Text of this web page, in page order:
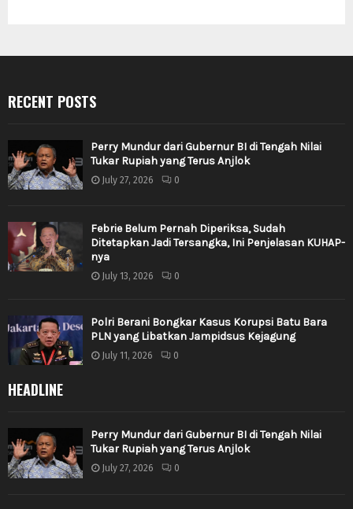
RECENT POSTS
Perry Mundur dari Gubernur BI di Tengah Nilai
Tukar Rupiah yang Terus Anjlok
July 27, 2026 0
Febrie Belum Pernah Diperiksa, Sudah
Ditetapkan Jadi Tersangka, Ini Penjelasan KUHAP-
nya
July 13, 2026 0
Polri Berani Bongkar Kasus Korupsi Batu Bara
PLN yang Libatkan Jampidsus Kejagung
July 11, 2026 0
HEADLINE
Perry Mundur dari Gubernur BI di Tengah Nilai
Tukar Rupiah yang Terus Anjlok
July 27, 2026 0